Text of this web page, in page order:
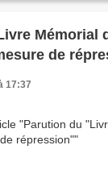
Mémorial
de
17:37